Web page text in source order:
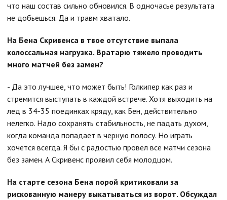
что наш состав сильно обновился. В одночасье результата
не добьешься. Да и травм хватало.
На Бена Скривенса в твое отсутствие выпала
колоссальная нагрузка. Вратарю тяжело проводить
много матчей без замен?
- Да это лучшее, что может быть! Голкипер как раз и
стремится выступать в каждой встрече. Хотя выходить на
лед в 34-35 поединках кряду, как Бен, действительно
нелегко. Надо сохранять стабильность, не падать духом,
когда команда попадает в черную полосу. Но играть
хочется всегда. Я бы с радостью провел все матчи сезона
без замен. А Скривенс проявил себя молодцом.
На старте сезона Бена порой критиковали за
рискованную манеру выкатываться из ворот. Обсуждал